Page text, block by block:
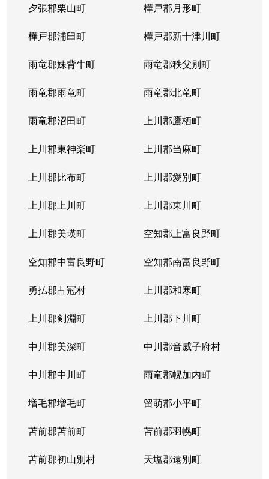
夕張郡栗山町 樺戸郡月形町
樺戸郡浦臼町 樺戸郡新十津川町
雨竜郡妹背牛町 雨竜郡秩父別町
雨竜郡雨竜町 雨竜郡北竜町
雨竜郡沼田町 上川郡鷹栖町
上川郡東神楽町 上川郡当麻町
上川郡比布町 上川郡愛別町
上川郡上川町 上川郡東川町
上川郡美瑛町 空知郡上富良野町
空知郡中富良野町 空知郡南富良野町
勇払郡占冠村 上川郡和寒町
上川郡剣淵町 上川郡下川町
中川郡美深町 中川郡音威子府村
中川郡中川町 雨竜郡幌加内町
増毛郡増毛町 留萌郡小平町
苫前郡苫前町 苫前郡羽幌町
苫前郡初山別村 天塩郡遠別町